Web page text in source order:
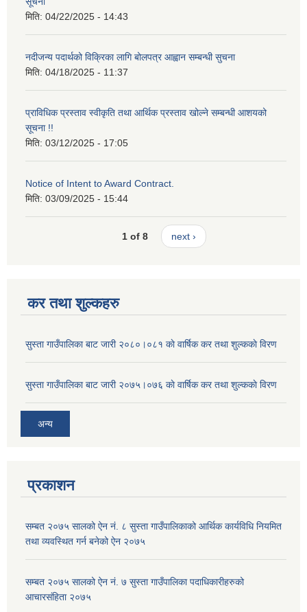
मिति: 04/22/2025 - 14:43
नदीजन्य पदार्थको विक्रिका लागि बोलपत्र आह्वान सम्बन्धी सुचना
मिति: 04/18/2025 - 11:37
प्राविधिक प्रस्ताव स्वीकृति तथा आर्थिक प्रस्ताव खोल्ने सम्बन्धी आशयको
सूचना !!
मिति: 03/12/2025 - 17:05
Notice of Intent to Award Contract.
मिति: 03/09/2025 - 15:44
1 of 8 next ›
कर तथा शुल्कहरु
सुस्ता गाउँपालिका बाट जारी २०८०।०८१ काे वार्षिक कर तथा शुल्ककाे विरण
सुस्ता गाउँपालिका बाट जारी २०७५।०७६ काे वार्षिक कर तथा शुल्ककाे विरण
अन्य
प्रकाशन
सम्बत २०७५ सालको ऐन नं. ८ सुस्ता गाउँपालिकाको आर्थिक कार्यविधि नियमित
तथा व्यवस्थित गर्न बनेको ऐन २०७५
सम्बत २०७५ सालको ऐन नं. ७ सुस्ता गाउँपालिका पदाधिकारीहरुको
आचारसंहिता २०७५